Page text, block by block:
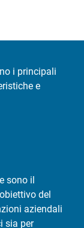
i principali
e
sono il
del
aziendali
sia per